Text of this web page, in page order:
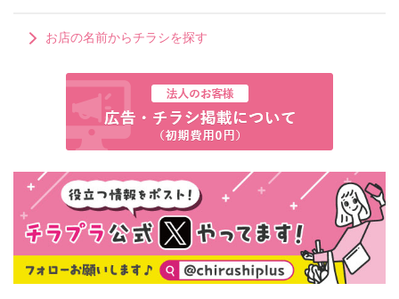
お店の名前からチラシを探す